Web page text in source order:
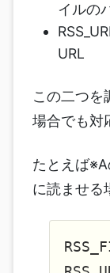
イルの
URL
この二つを
場合でも対
たとえば
に読ませる